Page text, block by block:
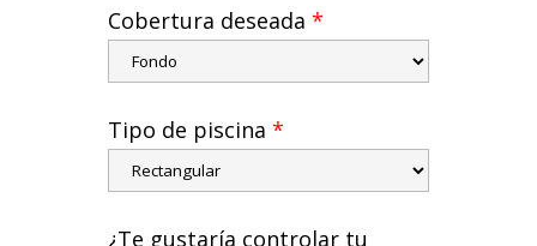
Cobertura deseada *
Tipo de piscina *
¿Te gustaría controlar tu